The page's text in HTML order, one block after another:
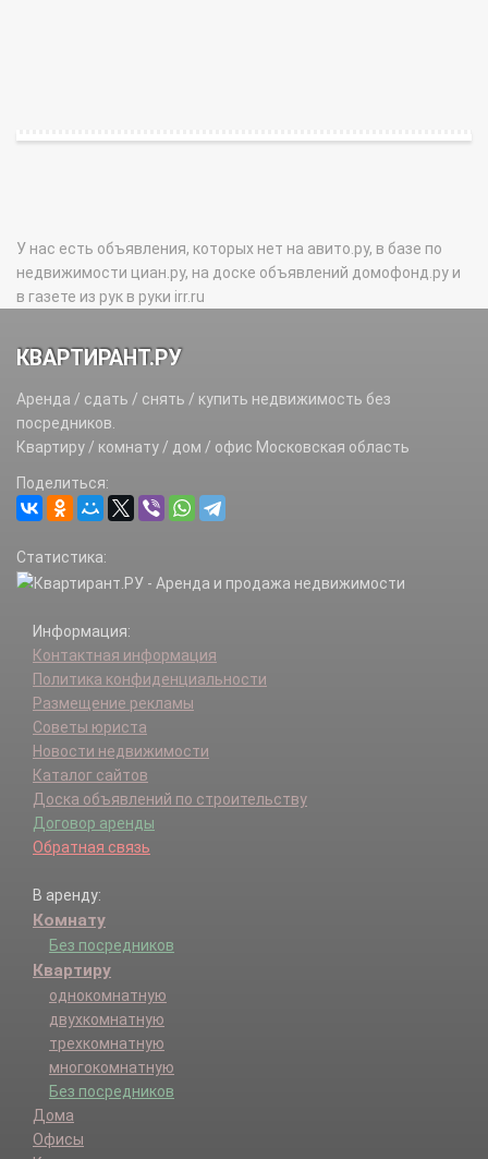
У нас есть объявления, которых нет на авито.ру, в базе по
недвижимости циан.ру, на доске объявлений домофонд.ру и
в газете из рук в руки irr.ru
КВАРТИРАНТ.РУ
Аренда / сдать / снять / купить недвижимость без
посредников.
Квартиру / комнату / дом / офис Московская область
Поделиться:
Статистика:
Информация:
Контактная информация
Политика конфиденциальности
Размещение рекламы
Советы юриста
Новости недвижимости
Каталог сайтов
Доска объявлений по строительству
Договор аренды
Обратная связь
В аренду:
Комнату
Без посредников
Квартиру
однокомнатную
двухкомнатную
трехкомнатную
многокомнатную
Без посредников
Дома
Офисы